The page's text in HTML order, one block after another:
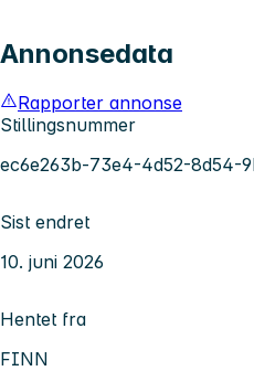
Annonsedata
Rapporter annonse
Stillingsnummer
ec6e263b-73e4-4d52-8d54-
Sist endret
10. juni 2026
Hentet fra
FINN